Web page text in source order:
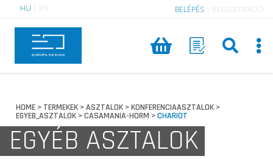
HU EN BELÉPÉS REGISZTRÁCIÓ
HOME > TERMEKEK >ASZTALOK >KONFERENCIAASZTALOK >
EGYEB_ASZTALOK >CASAMANIA-HORM >CHARIOT
EGYÉB ASZTALOK